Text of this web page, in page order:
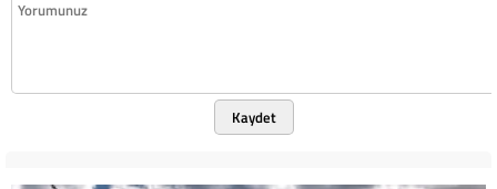
Kaydet